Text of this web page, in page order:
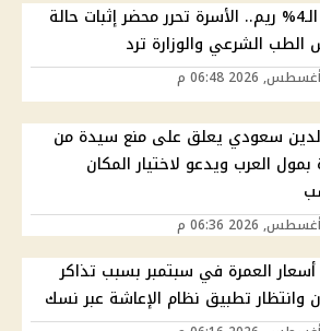
طالبة الـ4% ريم.. الأسرة تحرر محضر إثبات حالة
الطب الشرعي والوزارة ترد
سعودي يعلق على منع سيدة من
بمول العرب ويدعو لاختيار المكان
أسعار العمرة في سبتمبر بسبب تذاكر
وانتظار تطبيق نظام الإعاشة عبر نسك